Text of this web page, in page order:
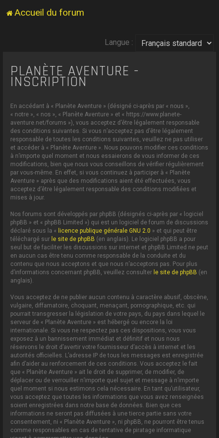
Accueil du forum
Langue :
PLANÈTE AVENTURE -
INSCRIPTION
En accédant à « Planète Aventure » (désigné ci-après par « nous »,
« notre », « nos », « Planète Aventure » et « https://www.planete-
aventure.net/forums »), vous acceptez d’être légalement responsable
des conditions suivantes. Si vous n’acceptez pas d’être légalement
responsable de toutes les conditions suivantes, veuillez ne pas utiliser
et accéder à « Planète Aventure ». Nous pouvons modifier ces conditions
à n’importe quel moment et nous essaierons de vous informer de ces
modifications, bien que nous vous conseillons de vérifier régulièrement
par vous-même. En effet, si vous continuez à participer à « Planète
Aventure » après que des modifications aient été effectuées, vous
acceptez d’être légalement responsable des conditions modifiées et
mises à jour.
Nos forums sont développés par phpBB (désignés ci-après par « logiciel
phpBB » et « phpBB Limited ») qui est un logiciel de forum de discussions
déclaré sous la « licence publique générale GNU 2.0 » et qui peut être
téléchargé sur le site de phpBB (en anglais). Le logiciel phpBB a pour
seul but de faciliter les discussions sur internet et phpBB Limited ne peut
en aucun cas être tenu comme responsable de la conduite et du
contenu que nous acceptons et que nous n’acceptons pas. Pour plus
d’informations concernant phpBB, veuillez consulter le site de phpBB (en
anglais).
Vous acceptez de ne publier aucun contenu à caractère abusif, obscène,
vulgaire, diffamatoire, choquant, menaçant, pornographique, etc. qui
pourrait transgresser la législation de votre pays, du pays dans lequel le
serveur de « Planète Aventure » est hébergé ou encore la loi
internationale. Si vous ne respectez pas ces dispositions, vous vous
exposez à un bannissement immédiat et définitif et nous nous
réservons le droit d’avertir votre fournisseur d’accès à internet et les
autorités officielles. L’adresse IP de tous les messages est enregistrée
afin d’aider au renforcement de ces conditions. Vous acceptez le fait
que « Planète Aventure » ait le droit de supprimer, de modifier, de
déplacer ou de verrouiller n’importe quel sujet et message à n’importe
quel moment si nous estimons cela nécessaire. En tant qu’utilisateur,
vous acceptez que toutes les informations que vous avez renseignées
soient enregistrées dans notre base de données. Bien que ces
informations ne seront pas diffusées à une tierce partie sans votre
consentement, ni « Planète Aventure », ni phpBB, ne pourront être tenus
comme responsables en cas de tentative de piratage informatique